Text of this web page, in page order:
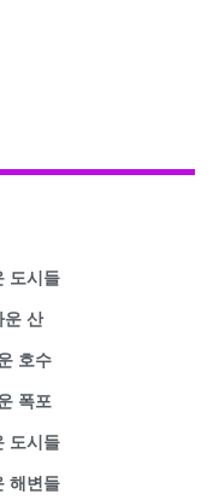
도시들
운 산
호수
폭포
도시들
해변들